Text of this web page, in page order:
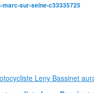
sur-seine-c33335725